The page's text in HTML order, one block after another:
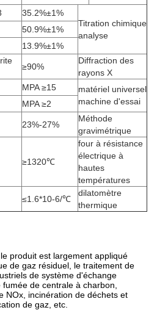
35.2%±1%
Titration chimique
analyse
50.9%±1%
13.9%±1%
≥90%
Diffraction des
rayons X
MPA ≥15
matériel universel
machine d'essai
MPA ≥2
23%-27%
Méthode
gravimétrique
≥1320℃
four à résistance
électrique à
hautes
températures
≤1.6*10-6/℃
dilatomètre
thermique
produit est largement appliqué
de gaz résiduel, le traitement de
de système d'échange
de centrale à charbon,
NOx, incinération de déchets et
de gaz, etc.